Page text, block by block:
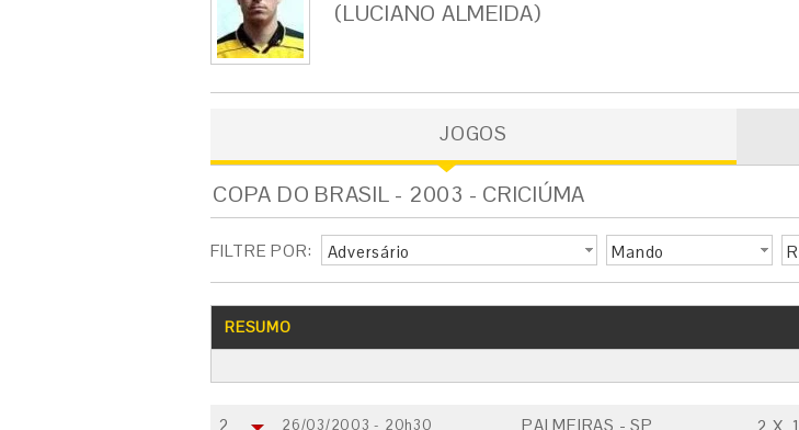
(LUCIANO ALMEIDA)
JOGOS
COPA DO BRASIL - 2003 - CRICIÚMA
FILTRE POR: Adversário Mando
RESUMO
2 26/03/2003 - 20h30 PALMEIRAS - SP